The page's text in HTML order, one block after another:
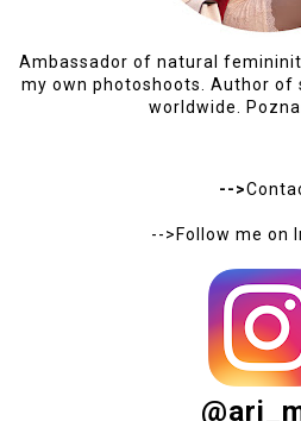
Ambassador of natural
my own photoshoots. Author of
worldwide.
-->
-->Follow me on